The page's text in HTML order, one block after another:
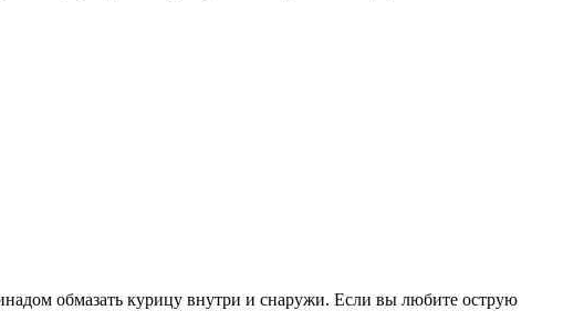
обмазать курицу внутри и снаружи. Если вы любите острую